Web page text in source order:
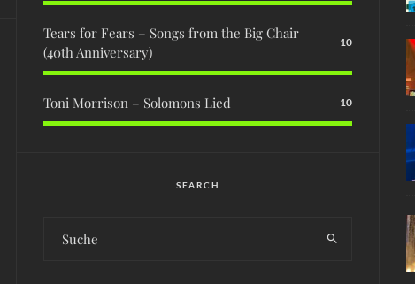
Tears for Fears – Songs from the Big Chair
(40th Anniversary)
10
Toni Morrison – Solomons Lied 10
SEARCH